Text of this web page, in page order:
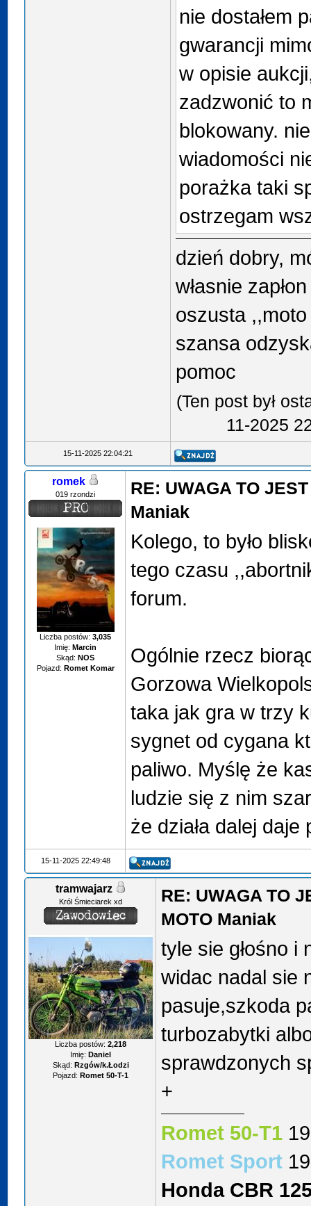
nie dostałem
gwarancji
w opisie
zadzwonić to
blokowany.
wiadomości
porażka taki
ostrzegam
dzień dobry,
własnie
oszusta
szansa
pomoc
(Ten post był
11-2025
15-11-2025 22:04:21
romek
019 rzondzi
Liczba postów:3,035
Imię: Marcin
Skąd: NOS
Pojazd: Romet Komar
RE: UWAGA TO
Maniak
Kolego, to było
tego czasu
forum.
Ogólnie rzecz
Gorzowa
taka jak gra w trzy
sygnet od cygana
paliwo. Myślę że
ludzie się z nim
że działa dalej
15-11-2025 22:49:48
tramwajarz
Król Śmieciarek xd
Liczba postów:2,218
Imię: Daniel
Skąd: Rzgów/k.Łodzi
Pojazd: Romet 50-T-1
RE: UWAGA TO
MOTO Maniak
tyle sie głośno i
widac nadal sie
pasuje,szkoda
turbozabytki
sprawdzonych
+
Romet 50-T1
Romet Sport
Honda CBR